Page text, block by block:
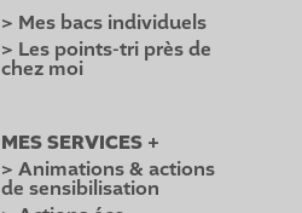
> Mes bacs individuels
> Les points-tri près de
chez moi
MES SERVICES +
> Animations & actions
de sensibilisation